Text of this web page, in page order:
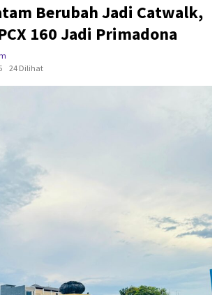
Berubah Jadi Catwalk,
160 Jadi Primadona
24 Dilihat